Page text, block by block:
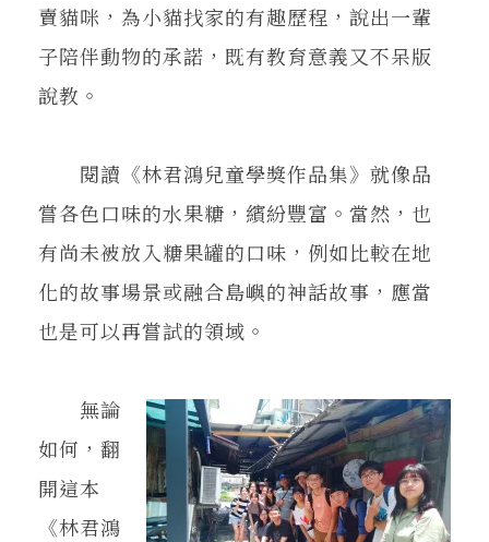
賣貓咪，為小貓找家的有趣歷程，說出一輩
子陪伴動物的承諾，既有教育意義又不呆版
說教。
閱讀《林君鴻兒童學獎作品集》就像品
嘗各色口味的水果糖，繽紛豐富。當然，也
有尚未被放入糖果罐的口味，例如比較在地
化的故事場景或融合島嶼的神話故事，應當
也是可以再嘗試的領域。
無論
如何，翻
開這本
《林君鴻